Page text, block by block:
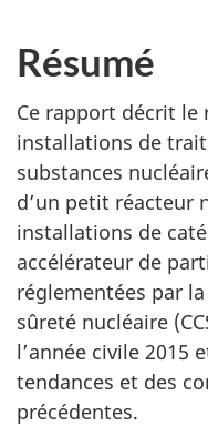
Résumé
Ce rapport décrit
installations de
substances
d’un petit réacteur
installations de
accélérateur de
réglementées par
sûreté nucléaire
l’année civile 2015
tendances et des
précédentes.